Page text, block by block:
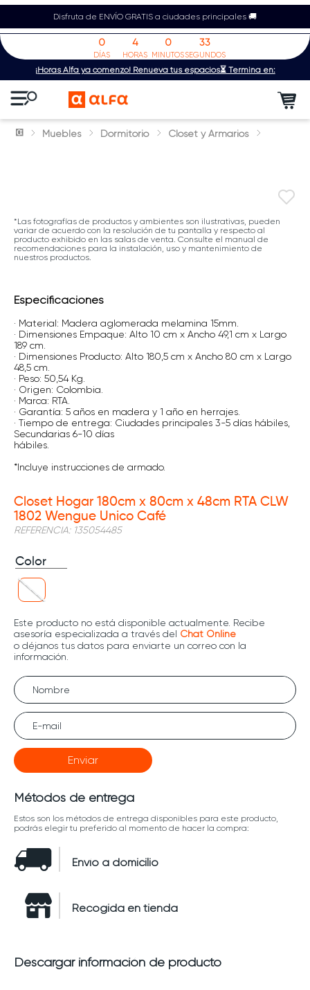
Disfruta de ENVÍO GRATIS a ciudades principales 🚚
¡Horas Alfa ya comenzó! Renueva tus espacios⏳ Termina en:
0
DÍAS
4
HORAS
0
MINUTOS
33
SEGUNDOS
Muebles Dormitorio Closet y Armarios
*Las fotografías de productos y ambientes son ilustrativas, pueden
variar de acuerdo con la resolución de tu pantalla y respecto al
producto exhibido en las salas de venta. Consulte el manual de
recomendaciones para la instalación, uso y mantenimiento de
nuestros productos.
Especificaciones
· Material: Madera aglomerada melamina 15mm.
· Dimensiones Empaque: Alto 10 cm x Ancho 49,1 cm x Largo
189 cm.
· Dimensiones Producto: Alto 180,5 cm x Ancho 80 cm x Largo
48,5 cm.
· Peso: 50,54 Kg.
· Origen: Colombia.
· Marca: RTA.
· Garantía: 5 años en madera y 1 año en herrajes.
· Tiempo de entrega: Ciudades principales 3-5 días hábiles,
Secundarias 6-10 días
hábiles.
*Incluye instrucciones de armado.
Closet Hogar 180cm x 80cm x 48cm RTA CLW
1802 Wengue Unico Café
REFERENCIA: 135054485
Color
Enviar
Métodos de entrega
Estos son los métodos de entrega disponibles para este producto,
podrás elegir tu preferido al momento de hacer la compra:
Envío a domicilio
Recogida en tienda
Descargar información de producto